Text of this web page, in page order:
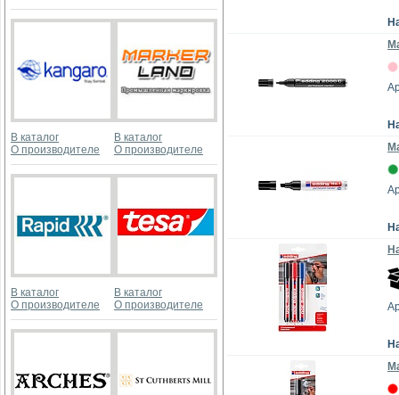
В каталог
О производителе
В каталог
О производителе
В каталог
О производителе
В каталог
О производителе